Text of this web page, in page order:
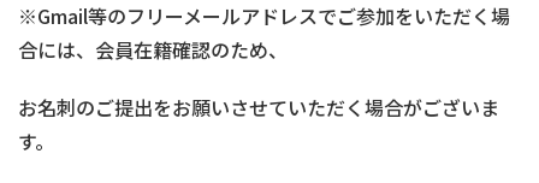
※Gmail等のフリーメールアドレスでご参加をいただく場
合には、会員在籍確認のため、
お名刺のご提出をお願いさせていただく場合がございま
す。